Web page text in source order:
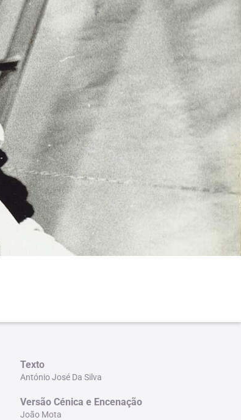
Texto
António José Da Silva
Versão Cénica e Encenação
João Mota